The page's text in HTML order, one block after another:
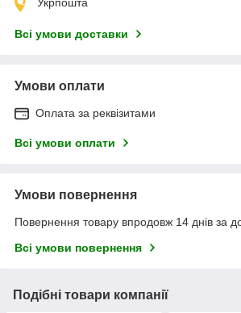
Всі умови доставки
Умови оплати
Оплата за реквізитами
Всі умови оплати
Умови повернення
Повернення товару впродовж 14 днів за
Всі умови повернення
Подібні товари компанії